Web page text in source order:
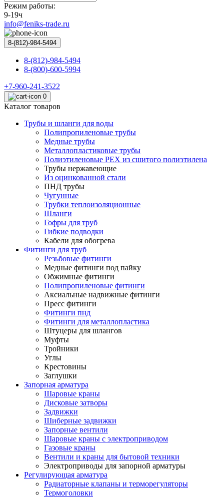
Режим работы:
9-19ч
info@feniks-trade.ru
8-(812)-984-5494
8-(812)-984-5494
8-(800)-600-5994
+7-960-241-3522
0
Каталог товаров
Трубы и шланги для воды
Полипропиленовые трубы
Медные трубы
Металлопластиковые трубы
Полиэтиленовые PEX из сшитого полиэтилена
Трубы нержавеющие
Из оцинкованной стали
ПНД трубы
Чугунные
Трубки теплоизоляционные
Шланги
Гофры для труб
Гибкие подводки
Кабели для обогрева
Фитинги для труб
Резьбовые фитинги
Медные фитинги под пайку
Обжимные фитинги
Полипропиленовые фитинги
Аксиальные надвижные фитинги
Пресс фитинги
Фитинги пнд
Фитинги для металлопластика
Штуцеры для шлангов
Муфты
Тройники
Углы
Крестовины
Заглушки
Запорная арматура
Шаровые краны
Дисковые затворы
Задвижки
Шиберные задвижки
Запорные вентили
Шаровые краны с электроприводом
Газовые краны
Вентили и краны для бытовой техники
Электроприводы для запорной арматуры
Регулирующая арматура
Радиаторные клапаны и терморегуляторы
Термоголовки